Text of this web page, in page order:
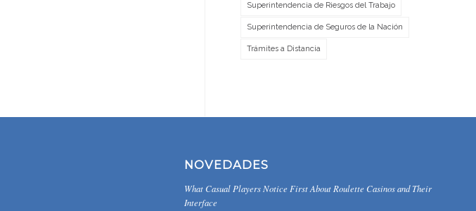
Superintendencia de Riesgos del Trabajo
Superintendencia de Seguros de la Nación
Trámites a Distancia
NOVEDADES
What Casual Players Notice First About Roulette Casinos and Their
Interface